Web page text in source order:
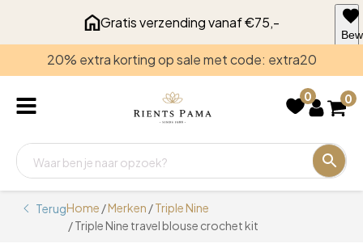
Gratis verzending vanaf €75,-
20% extra korting op sale met code: extra20
0 0
TerugHome /Merken /Triple Nine
/ Triple Nine travel blouse crochet kit
voor